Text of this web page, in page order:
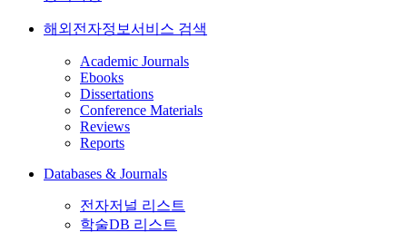
해외전자정보서비스 검색
Academic Journals
Ebooks
Dissertations
Conference Materials
Reviews
Reports
Databases & Journals
전자저널 리스트
학술DB 리스트